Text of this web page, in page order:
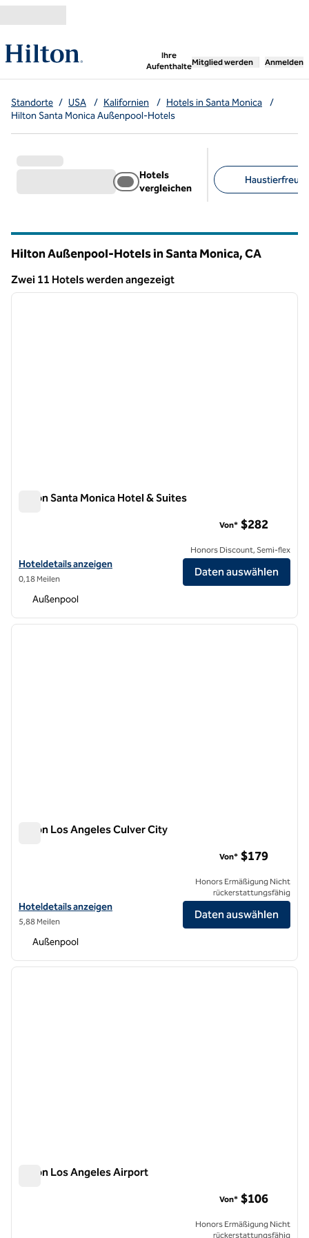
Weiter zum Inhalt
Ihre
Aufenthalte
,öffnet neue
Mitglied werden Anmelden
Standorte / USA / Kalifornien / Hotels in Santa Monica
/
Hilton Santa Monica Außenpool-Hotels
Hotels
vergleichen
Hilton Außenpool-Hotels in Santa Monica,CA
Zwei 11 Hotels werden angezeigt
Zwei 11 Hotels werden angezeigt
1 von 12
Hilton Santa Monica Hotel & Suites
Hoteldetails für das Hilton Santa Monica Hotel & Suites anzeigen
Hoteldetails anzeigen
0,18 Meilen
Von* $282
Honors Discount, Semi-flex
Daten auswählen
Außenpool
1 von 12
Hilton Los Angeles Culver City
Hoteldetails für das Hilton Los Angeles Culver City anzeigen
Hoteldetails anzeigen
5,88 Meilen
Von* $179
Honors Ermäßigung Nicht
rückerstattungsfähig
Daten auswählen
Außenpool
1 von 12
Hilton Los Angeles Airport
Von* $106
Honors Ermäßigung Nicht
rückerstattungsfähig